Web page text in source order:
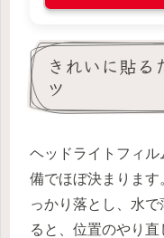
きれいに貼る
ツ
ヘッドライトフィ
備でほぼ決まりま
っかり落とし、水
ると、位置のやり直